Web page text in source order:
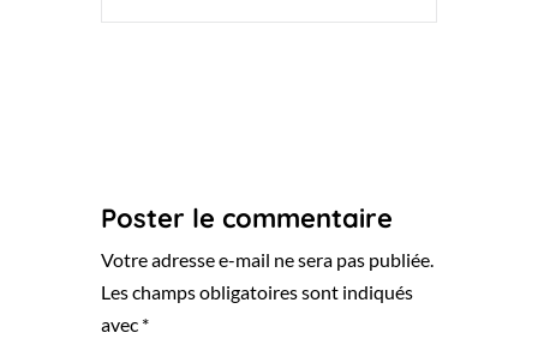
Poster le commentaire
Votre adresse e-mail ne sera pas publiée.
Les champs obligatoires sont indiqués
avec *